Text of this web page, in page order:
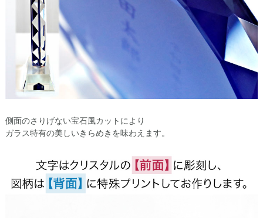
側面のさりげない宝石風カットにより
ガラス特有の美しいきらめきを味わえます。